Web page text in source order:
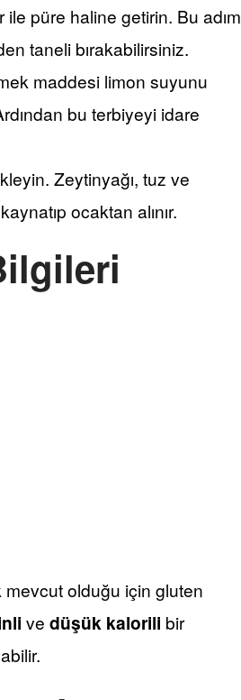
püre haline getirin. Bu adım
taneli bırakabilirsiniz.
maddesi limon suyunu
bu terbiyeyi idare
Zeytinyağı, tuz ve
ocaktan alınır.
mevcut olduğu için gluten
ve düşük kalorili bir